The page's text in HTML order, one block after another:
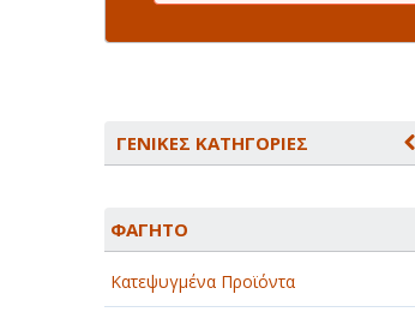
ΓΕΝΙΚΕΣ ΚΑΤΗΓΟΡΙΕΣ
ΑΘΛΗΤΙΣΜΟΣ
ΑΥΤΟΚΙΝΗΤΑ - ΜΗΧΑΝΕΣ - ΣΚΑΦΗ
ΦΑΓΗΤΟ
Κατεψυγμένα Προϊόντα